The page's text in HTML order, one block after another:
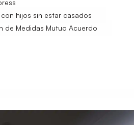
hijos sin estar casados
de Medidas Mutuo Acuerdo